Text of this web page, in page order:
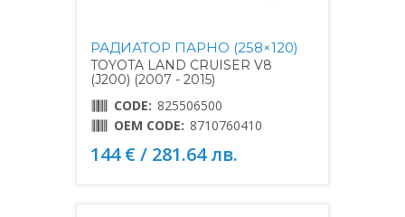
РАДИАТОР ПАРНО (258×120)
TOYOTA LAND CRUISER V8
(J200) (2007 - 2015)
CODE: 825506500
OEM CODE: 8710760410
144 € / 281.64 лв.